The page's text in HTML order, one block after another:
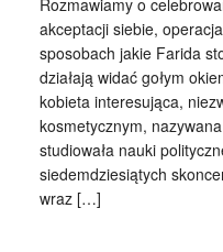
Rozmawiamy o
akceptacji siebie,
sposobach jakie Farida
działają widać gołym
kobieta interesująca,
kosmetycznym,
studiowała nauki
siedemdziesiątych
wraz […]